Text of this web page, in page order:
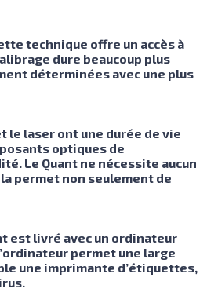
technique offre un accès à
dure beaucoup plus
déterminées avec une plus
le laser ont une durée de vie
optiques de
Le Quant ne nécessite aucun
permet non seulement de
est livré avec un ordinateur
permet une large
une imprimante d’étiquettes,